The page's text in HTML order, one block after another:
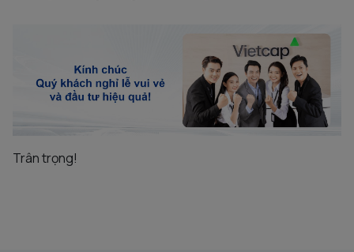
Trân trọng!